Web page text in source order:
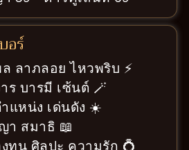
อร์
ลาภลอย ไหวพริบ ⚡
ร บารมี เซ้นต์ 🪄
แหน่ง เด่นดัง ☀️
า สมาธิ 📖
งทุน ศิลปะ ความรัก 💍